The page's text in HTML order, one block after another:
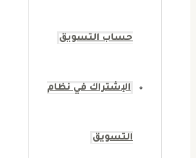
حساب التسويق
الإشتراك في نظام
التسويق